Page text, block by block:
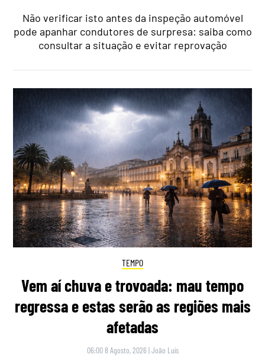
Não verificar isto antes da inspeção automóvel
pode apanhar condutores de surpresa: saiba como
consultar a situação e evitar reprovação
TEMPO
Vem aí chuva e trovoada: mau tempo
regressa e estas serão as regiões mais
afetadas
06:00 8 Agosto, 2026 |João Luís